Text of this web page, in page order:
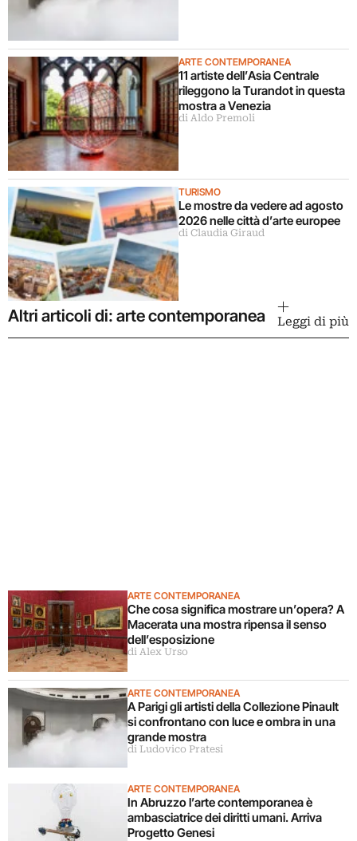
ARTE CONTEMPORANEA
11 artiste dell’Asia Centrale
rileggono la Turandot in questa
mostra a Venezia
di Aldo Premoli
TURISMO
Le mostre da vedere ad agosto
2026 nelle città d’arte europee
di Claudia Giraud
Altri articoli di: arte contemporanea Leggi di più
ARTE CONTEMPORANEA
Che cosa significa mostrare un’opera? A
Macerata una mostra ripensa il senso
dell’esposizione
di Alex Urso
ARTE CONTEMPORANEA
A Parigi gli artisti della Collezione Pinault
si confrontano con luce e ombra in una
grande mostra
di Ludovico Pratesi
ARTE CONTEMPORANEA
In Abruzzo l’arte contemporanea è
ambasciatrice dei diritti umani. Arriva
Progetto Genesi